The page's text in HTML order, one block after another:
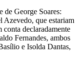
de George Soares:
Azevedo, que estariam
conta declaradamente
Fernandes, ambos
e Isolda Dantas,